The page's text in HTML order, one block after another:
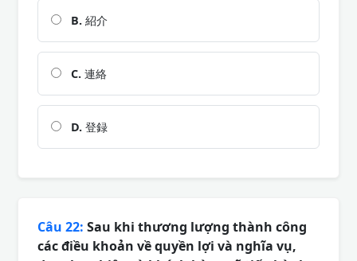
B. 紹介
C. 連絡
D. 登録
Câu 22: Sau khi thương lượng thành công
các điều khoản về quyền lợi và nghĩa vụ,